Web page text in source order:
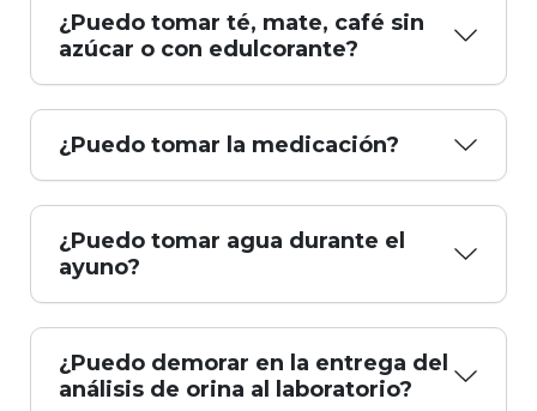
¿Puedo tomar té, mate, café sin
azúcar o con edulcorante?
¿Puedo tomar la medicación?
¿Puedo tomar agua durante el
ayuno?
¿Puedo demorar en la entrega del
análisis de orina al laboratorio?